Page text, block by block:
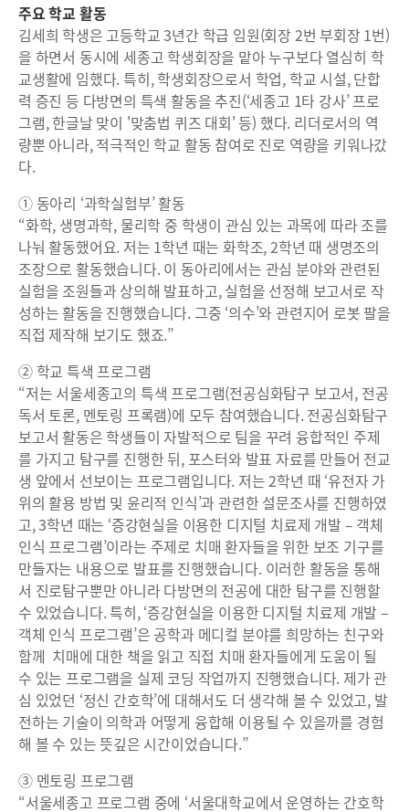
주요 학교 활동
김세희 학생은 고등학교 3년간 학급 임원(회장 2번 부회장 1번)
을 하면서 동시에 세종고 학생회장을 맡아 누구보다 열심히 학
교생활에 임했다. 특히, 학생회장으로서 학업, 학교 시설, 단합
력 증진 등 다방면의 특색 활동을 추진(‘세종고 1타 강사’ 프로
그램, 한글날 맞이 '맞춤법 퀴즈 대회' 등) 했다. 리더로서의 역
량뿐 아니라, 적극적인 학교 활동 참여로 진로 역량을 키워나갔
다.
① 동아리 ‘과학실험부’ 활동
“화학, 생명과학, 물리학 중 학생이 관심 있는 과목에 따라 조를
나눠 활동했어요. 저는 1학년 때는 화학조, 2학년 때 생명조의
조장으로 활동했습니다. 이 동아리에서는 관심 분야와 관련된
실험을 조원들과 상의해 발표하고, 실험을 선정해 보고서로 작
성하는 활동을 진행했습니다. 그중 ‘의수’와 관련지어 로봇 팔을
직접 제작해 보기도 했죠.”
② 학교 특색 프로그램
“저는 서울세종고의 특색 프로그램(전공심화탐구 보고서, 전공
독서 토론, 멘토링 프록램)에 모두 참여했습니다. 전공심화탐구
보고서 활동은 학생들이 자발적으로 팀을 꾸려 융합적인 주제
를 가지고 탐구를 진행한 뒤, 포스터와 발표 자료를 만들어 전교
생 앞에서 선보이는 프로그램입니다. 저는 2학년 때 ‘유전자 가
위의 활용 방법 및 윤리적 인식’과 관련한 설문조사를 진행하였
고, 3학년 때는 ‘증강현실을 이용한 디지털 치료제 개발 – 객체
인식 프로그램’이라는 주제로 치매 환자들을 위한 보조 기구를
만들자는 내용으로 발표를 진행했습니다. 이러한 활동을 통해
서 진로탐구뿐만 아니라 다방면의 전공에 대한 탐구를 진행할
수 있었습니다. 특히, ‘증강현실을 이용한 디지털 치료제 개발 –
객체 인식 프로그램’은 공학과 메디컬 분야를 희망하는 친구와
함께 치매에 대한 책을 읽고 직접 치매 환자들에게 도움이 될
수 있는 프로그램을 실제 코딩 작업까지 진행했습니다. 제가 관
심 있었던 ‘정신 간호학’에 대해서도 더 생각해 볼 수 있었고, 발
전하는 기술이 의학과 어떻게 융합해 이용될 수 있을까를 경험
해 볼 수 있는 뜻깊은 시간이었습니다.”
③ 멘토링 프로그램
“서울세종고 프로그램 중에 ‘서울대학교에서 운영하는 간호학